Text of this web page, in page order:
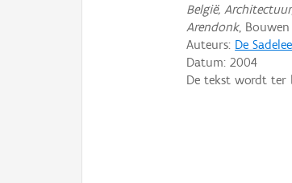
België,
Arendonk,
Auteurs: De
Datum:2004
De tekst wordt ter